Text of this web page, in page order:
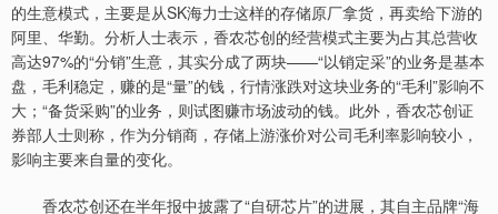
的生意模式，主要是从SK海力士这样的存储原厂拿货，再卖给下游的
阿里、华勤。分析人士表示，香农芯创的经营模式主要为占其总营收
高达97%的“分销”生意，其实分成了两块——“以销定采”的业务是基本
盘，毛利稳定，赚的是“量”的钱，行情涨跌对这块业务的“毛利”影响不
大；“备货采购”的业务，则试图赚市场波动的钱。此外，香农芯创证
券部人士则称，作为分销商，存储上游涨价对公司毛利率影响较小，
影响主要来自量的变化。
香农芯创还在半年报中披露了“自研芯片”的进展，其自主品牌“海